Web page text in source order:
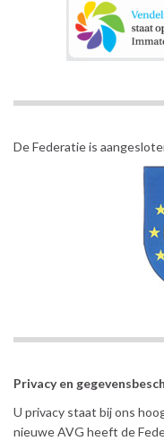
De Federatie is
Privacy en
U privacy staat bij ons
nieuwe AVG heeft de